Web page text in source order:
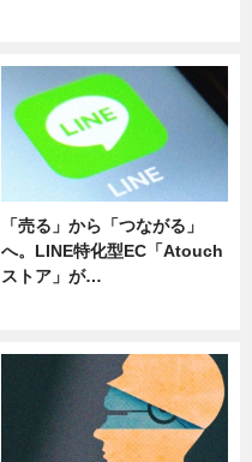
「売る」から「つながる」
へ。LINE特化型EC「Atouch
ストア」が…